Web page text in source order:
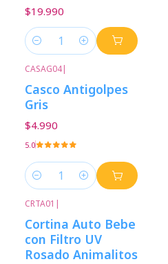
$19.990
Cantidad
CASAG04|
Casco Antigolpes
Gris
$4.990
5.0
Cantidad
CRTA01 |
Cortina Auto Bebe
con Filtro UV
Rosado Animalitos